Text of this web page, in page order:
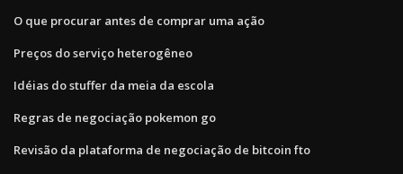
O que procurar antes de comprar uma ação
Preços do serviço heterogêneo
Idéias do stuffer da meia da escola
Regras de negociação pokemon go
Revisão da plataforma de negociação de bitcoin fto